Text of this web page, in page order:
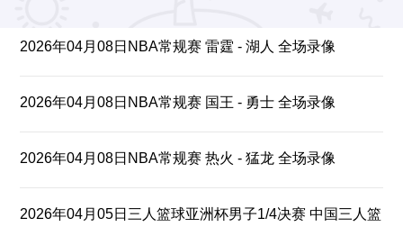
2026年04月08日NBA常规赛 雷霆 - 湖人 全场录像
2026年04月08日NBA常规赛 国王 - 勇士 全场录像
2026年04月08日NBA常规赛 热火 - 猛龙 全场录像
2026年04月05日三人篮球亚洲杯男子1/4决赛 中国三人篮